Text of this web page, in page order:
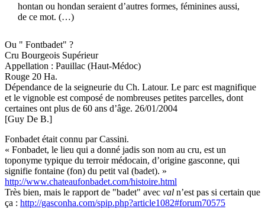
hontan ou hondan seraient d’autres formes, féminines aussi,
de ce mot. (…)
Ou " Fontbadet" ?
Cru Bourgeois Supérieur
Appellation : Pauillac (Haut-Médoc)
Rouge 20 Ha.
Dépendance de la seigneurie du Ch. Latour. Le parc est magnifique
et le vignoble est composé de nombreuses petites parcelles, dont
certaines ont plus de 60 ans d’âge. 26/01/2004
[Guy De B.]
Fonbadet était connu par Cassini.
« Fonbadet, le lieu qui a donné jadis son nom au cru, est un
toponyme typique du terroir médocain, d’origine gasconne, qui
signifie fontaine (fon) du petit val (badet). »
http://www.chateaufonbadet.com/histoire.html
Très bien, mais le rapport de "badet" avec val n’est pas si certain que
ça : http://gasconha.com/spip.php?article1082#forum70575